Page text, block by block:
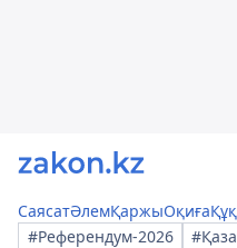
СаясатӘлемҚаржыОқиға
#Референдум-2026